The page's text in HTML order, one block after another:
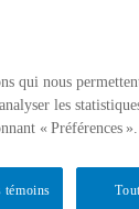
qui nous
les
« Préférences ».
témoins